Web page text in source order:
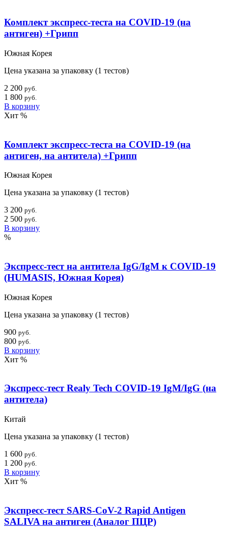
Комплект экспресс-теста на COVID-19 (на
антиген) +Грипп
Южная Корея
Цена указана за упаковку (1 тестов)
2 200 руб.
1 800 руб.
В корзину
Хит %
Комплект экспресс-теста на COVID-19 (на
антиген, на антитела) +Грипп
Южная Корея
Цена указана за упаковку (1 тестов)
3 200 руб.
2 500 руб.
В корзину
%
Экспресс-тест на антитела IgG/IgM к COVID-19
(HUMASIS, Южная Корея)
Южная Корея
Цена указана за упаковку (1 тестов)
900 руб.
800 руб.
В корзину
Хит %
Экспресс-тест Realy Tech COVID-19 IgM/IgG (на
антитела)
Китай
Цена указана за упаковку (1 тестов)
1 600 руб.
1 200 руб.
В корзину
Хит %
Экспресс-тест SARS-CoV-2 Rapid Antigen
SALIVA на антиген (Аналог ПЦР)